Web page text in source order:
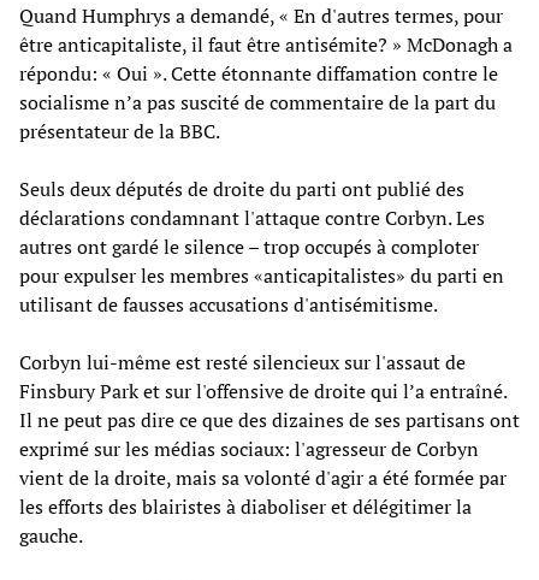
Quand Humphrys a demandé, « En d'autres termes, pour
être anticapitaliste, il faut être antisémite? » McDonagh a
répondu: « Oui ». Cette étonnante diffamation contre le
socialisme n’a pas suscité de commentaire de la part du
présentateur de la BBC.
Seuls deux députés de droite du parti ont publié des
déclarations condamnant l'attaque contre Corbyn. Les
autres ont gardé le silence – trop occupés à comploter
pour expulser les membres «anticapitalistes» du parti en
utilisant de fausses accusations d'antisémitisme.
Corbyn lui-même est resté silencieux sur l'assaut de
Finsbury Park et sur l'offensive de droite qui l’a entraîné.
Il ne peut pas dire ce que des dizaines de ses partisans ont
exprimé sur les médias sociaux: l'agresseur de Corbyn
vient de la droite, mais sa volonté d'agir a été formée par
les efforts des blairistes à diaboliser et délégitimer la
gauche.